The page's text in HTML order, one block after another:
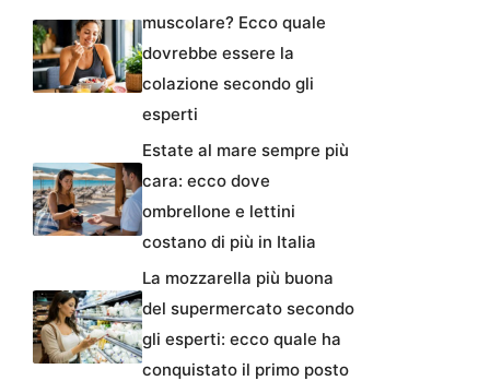
muscolare? Ecco quale
dovrebbe essere la
colazione secondo gli
esperti
Estate al mare sempre più
cara: ecco dove
ombrellone e lettini
costano di più in Italia
La mozzarella più buona
del supermercato secondo
gli esperti: ecco quale ha
conquistato il primo posto